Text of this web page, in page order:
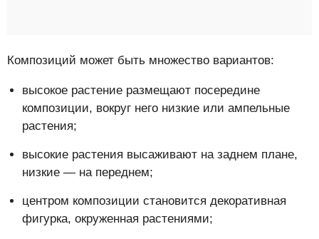
Композиций может быть множество вариантов:
высокое растение размещают посередине
композиции, вокруг него низкие или ампельные
растения;
высокие растения высаживают на заднем плане,
низкие — на переднем;
центром композиции становится декоративная
фигурка, окруженная растениями;